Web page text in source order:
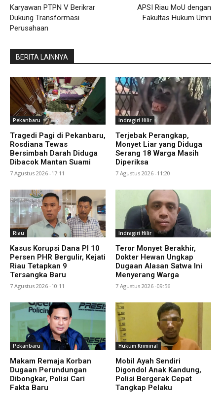
Karyawan PTPN V Berikrar
Dukung Transformasi
Perusahaan
APSI Riau MoU dengan
Fakultas Hukum Umri
BERITA LAINNYA
Pekanbaru
Tragedi Pagi di Pekanbaru,
Rosdiana Tewas
Bersimbah Darah Diduga
Dibacok Mantan Suami
7 Agustus 2026 -17:11
Indragiri Hilir
Terjebak Perangkap,
Monyet Liar yang Diduga
Serang 18 Warga Masih
Diperiksa
7 Agustus 2026 -11:20
Riau
Kasus Korupsi Dana PI 10
Persen PHR Bergulir, Kejati
Riau Tetapkan 9
Tersangka Baru
7 Agustus 2026 -10:11
Indragiri Hilir
Teror Monyet Berakhir,
Dokter Hewan Ungkap
Dugaan Alasan Satwa Ini
Menyerang Warga
7 Agustus 2026 -09:56
Pekanbaru
Makam Remaja Korban
Dugaan Perundungan
Dibongkar, Polisi Cari
Fakta Baru
Hukum Kriminal
Mobil Ayah Sendiri
Digondol Anak Kandung,
Polisi Bergerak Cepat
Tangkap Pelaku